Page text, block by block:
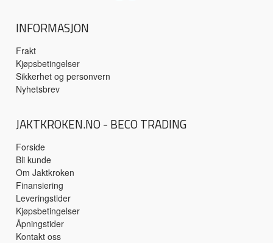
INFORMASJON
Frakt
Kjøpsbetingelser
Sikkerhet og personvern
Nyhetsbrev
JAKTKROKEN.NO - BECO TRADING
Forside
Bli kunde
Om Jaktkroken
Finansiering
Leveringstider
Kjøpsbetingelser
Åpningstider
Kontakt oss